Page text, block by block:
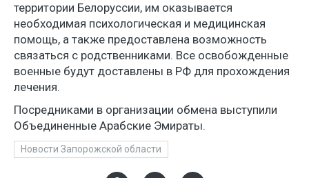
территории Белоруссии, им оказывается
необходимая психологическая и медицинская
помощь, а также предоставлена возможность
связаться с родственниками. Все освобожденные
военные будут доставлены в РФ для прохождения
лечения.
Посредниками в организации обмена выступили
Объединенные Арабские Эмираты.
Новости Запорожской области